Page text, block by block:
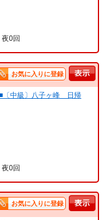
0回
お気に入りに登録
■〔中級〕八子ヶ峰 日帰
0回
お気に入りに登録